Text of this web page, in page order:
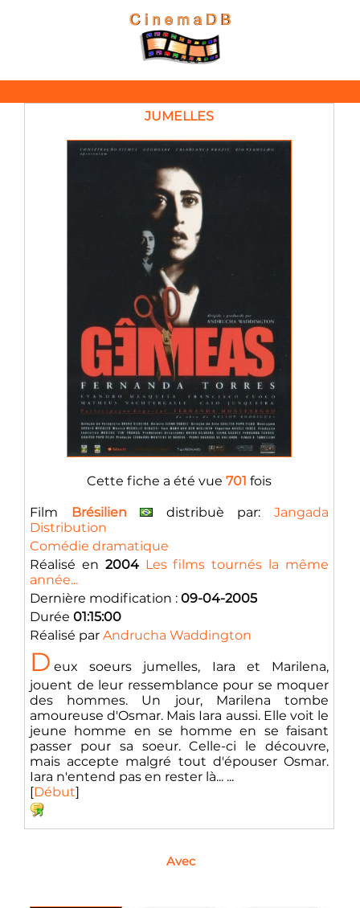
JUMELLES
Cette fiche a été vue 701 fois
Film Brésilien distribuè par:Jangada
Distribution
Comédie dramatique
Réalisé en 2004 Les films tournés la même
année...
Dernière modification : 09-04-2005
Durée 01:15:00
Réalisé par Andrucha Waddington
D eux soeurs jumelles, Iara et Marilena,
jouent de leur ressemblance pour se moquer
des hommes. Un jour, Marilena tombe
amoureuse d'Osmar. Mais Iara aussi. Elle voit le
jeune homme en se homme en se faisant
passer pour sa soeur. Celle-ci le découvre,
mais accepte malgré tout d'épouser Osmar.
Iara n'entend pas en rester là... ...
[Début]
Avec